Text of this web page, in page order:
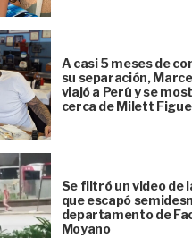
A casi 5 meses de
su separación,
viajó a Perú y se
cerca de Milett
Se filtró un video de
que escapó
departamento de
Moyano